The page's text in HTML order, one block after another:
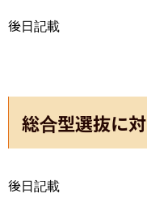
後日記載
総合型選抜に
後日記載